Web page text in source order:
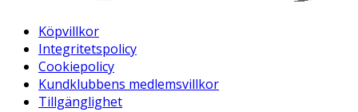
Köpvillkor
Integritetspolicy
Cookiepolicy
Kundklubbens medlemsvillkor
Tillgänglighet